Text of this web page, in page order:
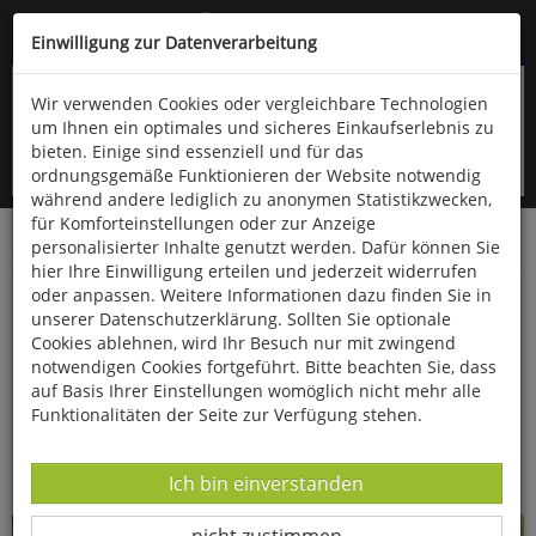
Kompletten Head der Seite überspringen
oder (06766) 9323-960
Startseite Bücher Kunst Bildende Kunst
Kunstpostkarten »van Gogh«
Einwilligung zur Datenverarbeitung
Wir verwenden Cookies oder vergleichbare Technologien
um Ihnen ein optimales und sicheres Einkaufserlebnis zu
bieten. Einige sind essenziell und für das
ordnungsgemäße Funktionieren der Website notwendig
während andere lediglich zu anonymen Statistikzwecken,
für Komforteinstellungen oder zur Anzeige
personalisierter Inhalte genutzt werden. Dafür können Sie
hier Ihre Einwilligung erteilen und jederzeit widerrufen
oder anpassen. Weitere Informationen dazu finden Sie in
unserer Datenschutzerklärung. Sollten Sie optionale
Cookies ablehnen, wird Ihr Besuch nur mit zwingend
notwendigen Cookies fortgeführt. Bitte beachten Sie, dass
auf Basis Ihrer Einstellungen womöglich nicht mehr alle
Funktionalitäten der Seite zur Verfügung stehen.
Datenverarbeitung -
Ich bin einverstanden